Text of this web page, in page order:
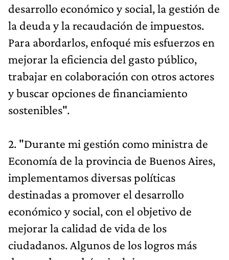
desarrollo económico y social, la gestión de
la deuda y la recaudación de impuestos.
Para abordarlos, enfoqué mis esfuerzos en
mejorar la eficiencia del gasto público,
trabajar en colaboración con otros actores
y buscar opciones de financiamiento
sostenibles".
2. "Durante mi gestión como ministra de
Economía de la provincia de Buenos Aires,
implementamos diversas políticas
destinadas a promover el desarrollo
económico y social, con el objetivo de
mejorar la calidad de vida de los
ciudadanos. Algunos de los logros más